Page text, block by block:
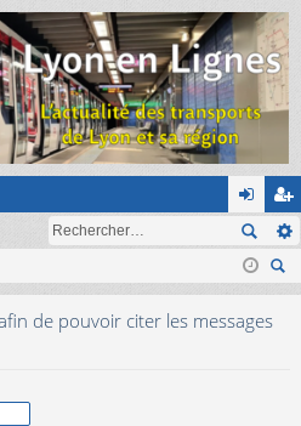
on
ne
ns
cri
ec
her
de pouvoir citer les messages